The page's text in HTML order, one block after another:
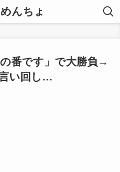
んちょ
番です」で大勝負→
い回し…